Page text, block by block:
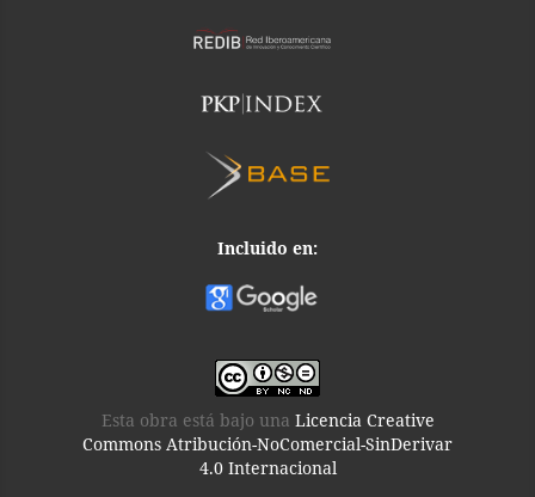
Incluido en:
Esta obra está bajo una Licencia Creative
Commons Atribución-NoComercial-SinDerivar
4.0 Internacional